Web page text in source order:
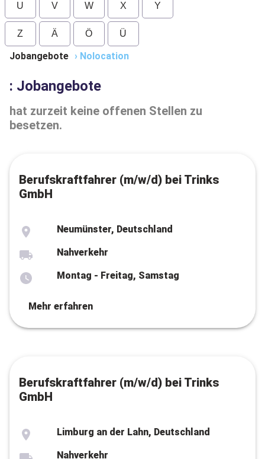
U V W X Y
Z Ä Ö Ü
Jobangebote › Nolocation
: Jobangebote
hat zurzeit keine offenen Stellen zu
besetzen.
Berufskraftfahrer (m/w/d) bei Trinks
GmbH
Neumünster, Deutschland
Nahverkehr
Montag - Freitag, Samstag
Mehr erfahren
Berufskraftfahrer (m/w/d) bei Trinks
GmbH
Limburg an der Lahn, Deutschland
Nahverkehr